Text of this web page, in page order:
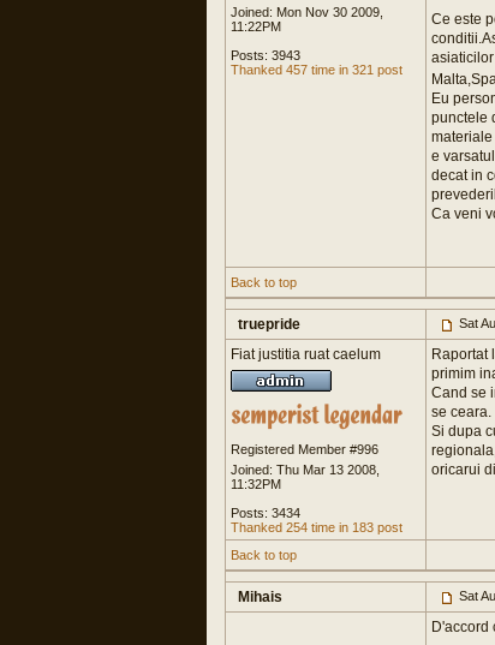
Joined: Mon Nov 30 2009,
11:22PM
Posts: 3943
Thanked 457 time in 321 post
Ce este
Eu
punctele
e
decat in
Ca veni
Back to top
truepride Sat
Fiat justitia ruat caelum
Registered Member #996
Joined: Thu Mar 13 2008,
11:32PM
Posts: 3434
Thanked 254 time in 183 post
Raportat
primim
Cand se
se ceara.
Si dupa
oricarui
Back to top
Mihais Sat
D'accord